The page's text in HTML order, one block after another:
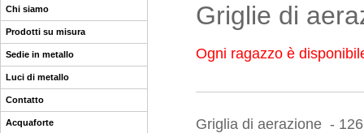
Chi siamo
Prodotti su misura
Sedie in metallo
Luci di metallo
Contatto
Acquaforte
Griglie di
Ogni ragazzo è
Griglia di aerazione -